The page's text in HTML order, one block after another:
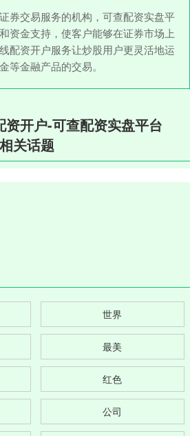
券交易服务的机构，可查配资实盘平
资金支持，使客户能够在证券市场上
配资开户服务让炒股用户更灵活地运
等金融产品的交易。
资开户-可查配资实盘平台
相关话题
世界
最美
红色
公司